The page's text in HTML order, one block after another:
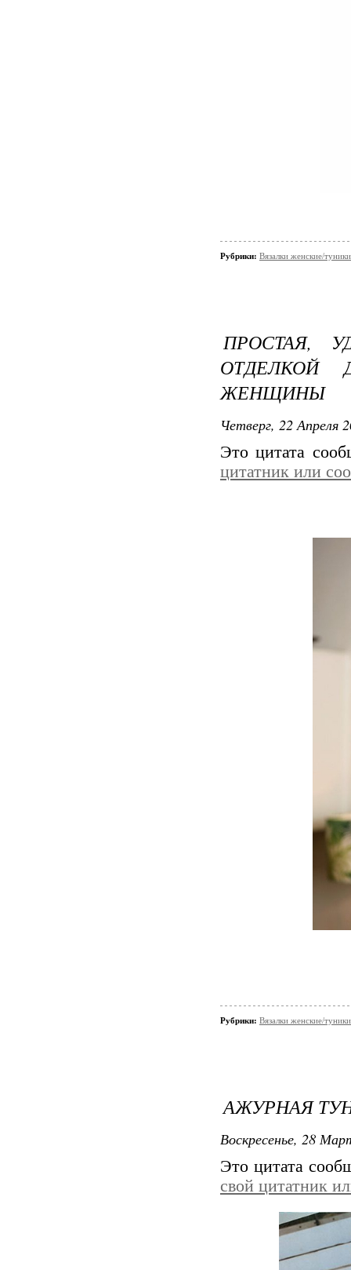
Рубрики: Вязалки женские/
ПРОСТАЯ,
ОТДЕЛКОЙ
ЖЕНЩИНЫ
Четверг, 22 Апреля
Это цитата
цитатник или
Рубрики: Вязалки женские/
АЖУРНАЯ
Воскресенье, 28
Это цитата
свой цитатник